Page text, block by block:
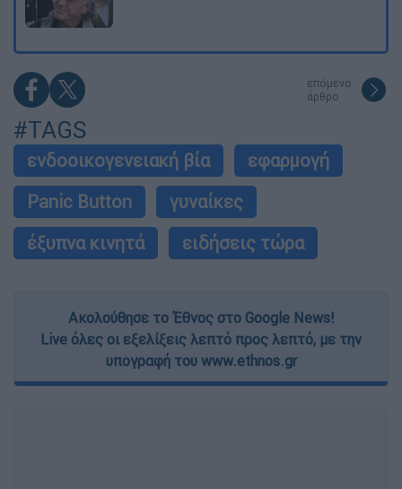
επόμενο
άρθρο
#TAGS
ενδοοικογενειακή βία
εφαρμογή
Panic Button
γυναίκες
έξυπνα κινητά
ειδήσεις τώρα
Ακολούθησε το Έθνος στο Google News!
Live όλες οι εξελίξεις λεπτό προς λεπτό, με την
υπογραφή του www.ethnos.gr